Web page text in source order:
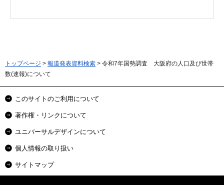
トップページ > 報道発表資料検索 > 令和7年国勢調査 大阪府の人口及び世帯
数(速報)について
このサイトのご利用について
著作権・リンクについて
ユニバーサルデザインについて
個人情報の取り扱い
サイトマップ